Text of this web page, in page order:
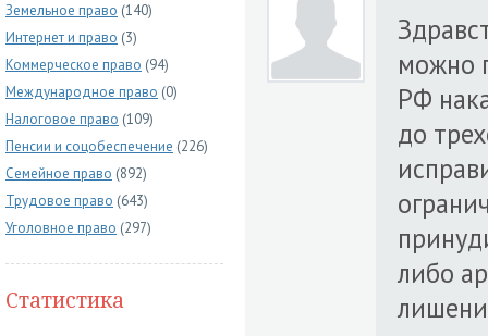
Земельное право (140)
Интернет и право (3)
Коммерческое право (94)
Международное право (0)
Налоговое право (109)
Пенсии и соцобеспечение (226)
Семейное право (892)
Трудовое право (643)
Уголовное право (297)
Статистика
можно
РФ
до
либо